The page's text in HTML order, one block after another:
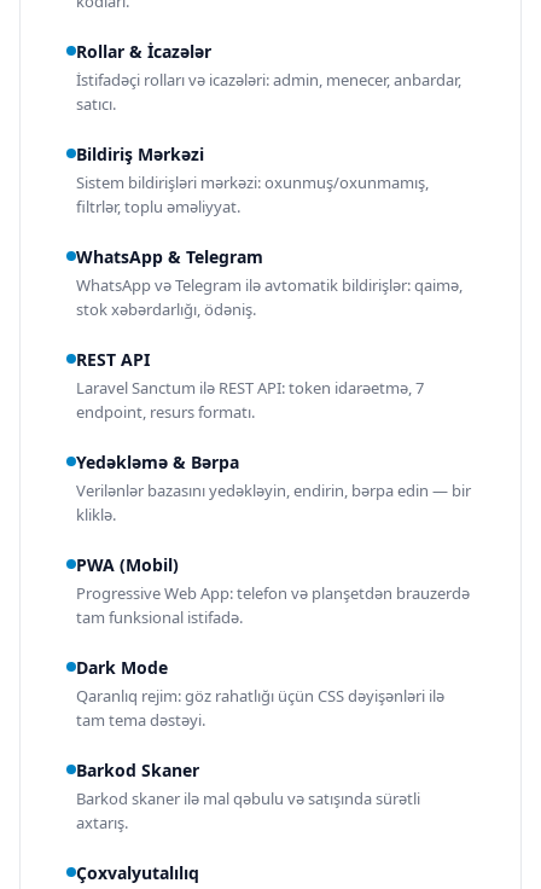
Rollar & İcazələr
İstifadəçi rolları və icazələri: admin, menecer, anbardar,
satıcı.
Bildiriş Mərkəzi
Sistem bildirişləri mərkəzi: oxunmuş/oxunmamış,
filtrlər, toplu əməliyyat.
WhatsApp & Telegram
WhatsApp və Telegram ilə avtomatik bildirişlər: qaimə,
stok xəbərdarlığı, ödəniş.
REST API
Laravel Sanctum ilə REST API: token idarəetmə, 7
endpoint, resurs formatı.
Yedəkləmə & Bərpa
Verilənlər bazasını yedəkləyin, endirin, bərpa edin — bir
kliklə.
PWA (Mobil)
Progressive Web App: telefon və planşetdən brauzerdə
tam funksional istifadə.
Dark Mode
Qaranlıq rejim: göz rahatlığı üçün CSS dəyişənləri ilə
tam tema dəstəyi.
Barkod Skaner
Barkod skaner ilə mal qəbulu və satışında sürətli
axtarış.
Çoxvalyutalılıq